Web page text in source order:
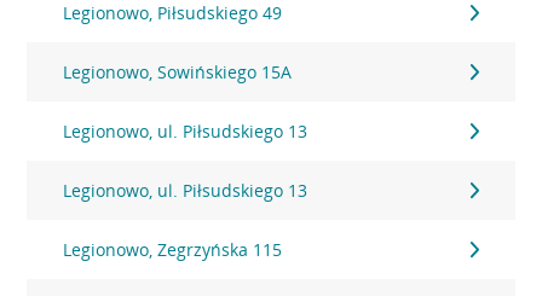
Legionowo, Piłsudskiego 49
Legionowo, Sowińskiego 15A
Legionowo, ul. Piłsudskiego 13
Legionowo, ul. Piłsudskiego 13
Legionowo, Zegrzyńska 115